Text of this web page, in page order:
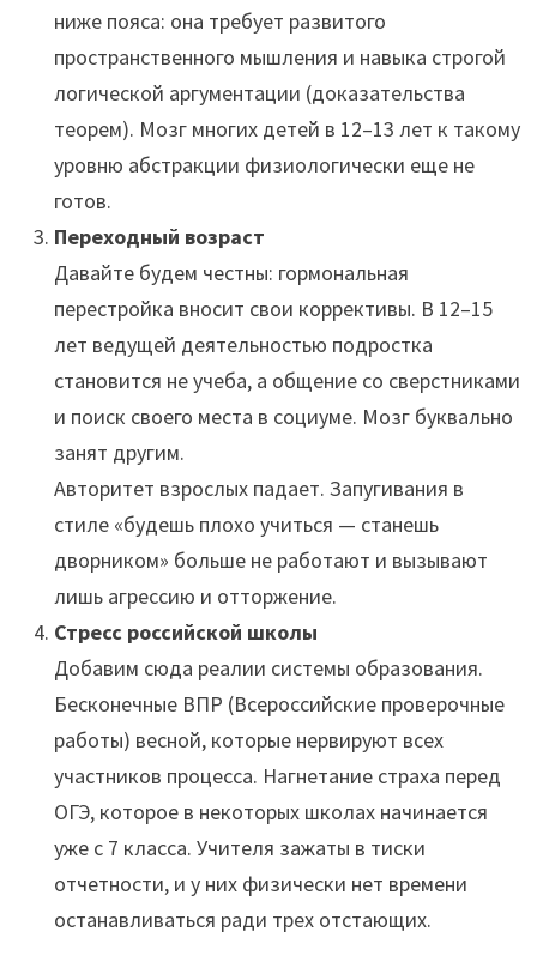
ниже пояса: она требует развитого
пространственного мышления и навыка строгой
логической аргументации (доказательства
теорем). Мозг многих детей в 12–13 лет к такому
уровню абстракции физиологически еще не
готов.
Переходный возраст
Давайте будем честны: гормональная
перестройка вносит свои коррективы. В 12–15
лет ведущей деятельностью подростка
становится не учеба, а общение со сверстниками
и поиск своего места в социуме. Мозг буквально
занят другим.
Авторитет взрослых падает. Запугивания в
стиле «будешь плохо учиться — станешь
дворником» больше не работают и вызывают
лишь агрессию и отторжение.
Стресс российской школы
Добавим сюда реалии системы образования.
Бесконечные ВПР (Всероссийские проверочные
работы) весной, которые нервируют всех
участников процесса. Нагнетание страха перед
ОГЭ, которое в некоторых школах начинается
уже с 7 класса. Учителя зажаты в тиски
отчетности, и у них физически нет времени
останавливаться ради трех отстающих.